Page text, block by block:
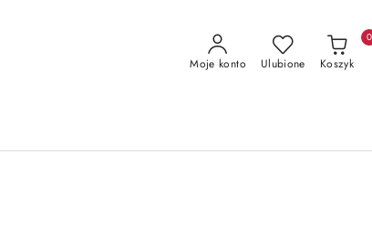
Moje konto Ulubione Koszyk
0